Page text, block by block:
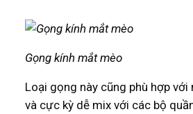
Gọng kính mắt mèo
Loại gọng này cũng phù hợp
và cực kỳ dễ mix với các bộ